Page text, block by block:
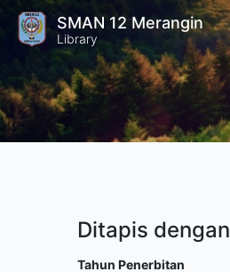
SMAN 12 Merangin
Library
Ditapis dengan
Tahun Penerbitan